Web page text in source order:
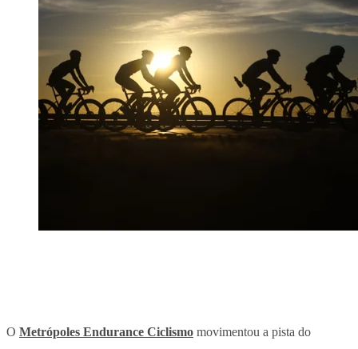
O Metrópoles Endurance Ciclismo movimentou a pista do